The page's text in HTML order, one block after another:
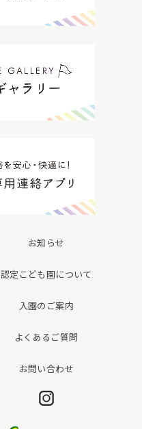
お知らせ
認定こども園について
入園のご案内
よくあるご質問
お問い合わせ